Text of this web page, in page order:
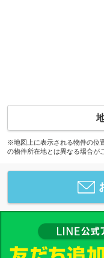
※地図上に表示される物件の位
の物件所在地とは異なる場合が